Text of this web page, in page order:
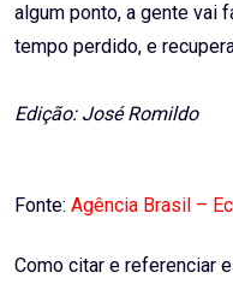
algum ponto, a gente vai
tempo perdido, e
Edição: José Romildo
Fonte: Agência Brasil –
Como citar e referenciar